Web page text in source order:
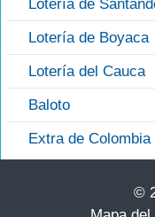
Lotería de
Lotería de Boyaca
Lotería del Cauca
Baloto
Extra de Colombia
©